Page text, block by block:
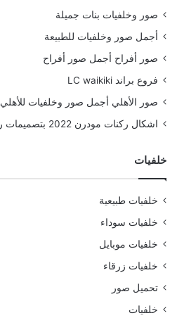
صور وخلفيات بنات جميلة
أجمل صور وخلفيات للطبيعة
صور أفراح أجمل صور أفراح
فروع براند LC waikiki
صور الأهلي أجمل صور وخلفيات للأهلي
اشكال ركنات مودرن 2022 بتصميمات رائعة
خلفيات
خلفيات طبيعية
خلفيات سوداء
خلفيات موبايل
خلفيات زرقاء
تحميل صور
خلفيات